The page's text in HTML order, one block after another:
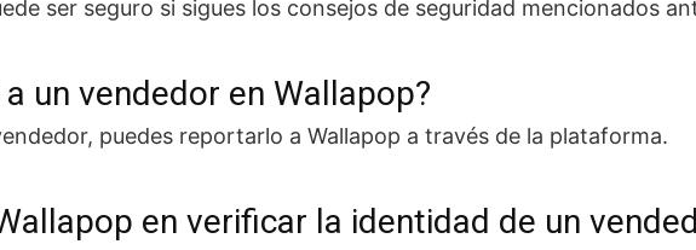
ser seguro si sigues los consejos de seguridad mencionados
un vendedor en Wallapop?
puedes reportarlo a Wallapop a través de la plataforma.
en verificar la identidad de un